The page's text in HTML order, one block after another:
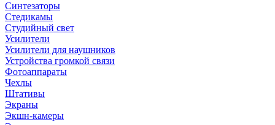
Синтезаторы
Стедикамы
Студийный свет
Усилители
Усилители для наушников
Устройства громкой связи
Фотоаппараты
Чехлы
Штативы
Экраны
Экшн-камеры